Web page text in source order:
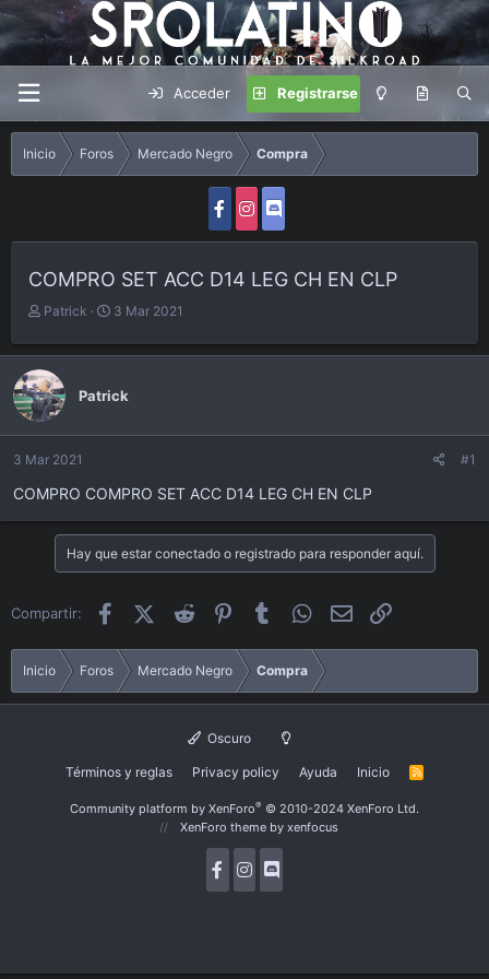
Acceder Registrarse
Inicio Foros Mercado Negro Compra
COMPRO SET ACC D14 LEG CH EN CLP
A
t
o
r
Patrick
F
c
a
e
i
c
i
o
3 Mar 2021
Patrick
3 Mar 2021 #1
COMPRO COMPRO SET ACC D14 LEG CH EN CLP
Hay que estar conectado o registrado para responder aquí.
Compartir: FacebookX (Twitter)
Reddit PinterestTumblr WhatsApp
Email
Inicio Foros Mercado Negro Compra
Oscuro
Términos y reglas Privacy policy Ayuda Inicio
R
Community platform by XenForo® © 2010-2024 XenForo Ltd.
XenForo theme by xenfocus